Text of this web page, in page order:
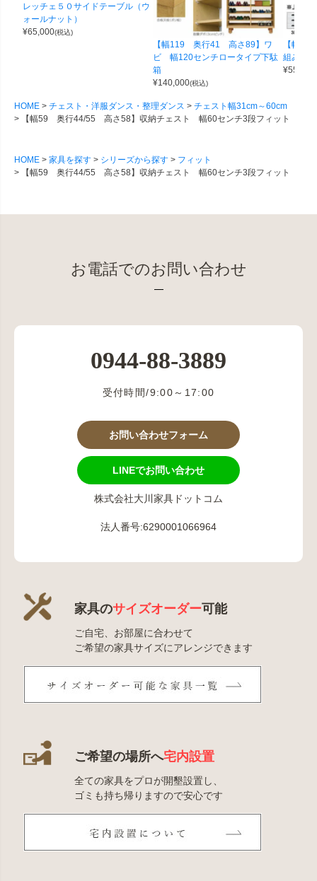
レッチェ５０サイドテーブル（ウ
ォールナット）
¥65,000(税込)
【幅119 奥行41 高さ89】ワ
ビ 幅120センチロータイプ下駄
箱
¥140,000(税込)
【幅
組み合
¥55,000
HOME チェスト・洋服ダンス・整理ダンス
チェスト幅31cm～60cm
【幅59 奥行44/55 高さ58】収納チェスト 幅60センチ3段フィット
HOME 家具を探す シリーズから探す
フィット
【幅59 奥行44/55 高さ58】収納チェスト 幅60センチ3段フィット
お電話でのお問い合わせ
0944-88-3889
受付時間/9:00～17:00
お問い合わせフォーム
LINEでお問い合わせ
株式会社大川家具ドットコム
法人番号:6290001066964
家具のサイズオーダー可能
ご自宅、お部屋に合わせて
ご希望の家具サイズにアレンジできます
ご希望の場所へ宅内設置
全ての家具をプロが開墾設置し、
ゴミも持ち帰りますので安心です